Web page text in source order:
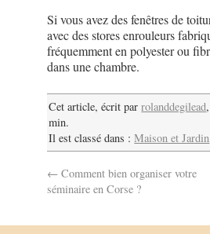
Si vous avez des fenêtres de
avec des stores enrouleurs
fréquemment en polyester ou
dans une chambre.
Cet article, écrit parrolanddegilead
min.
Il est classé dans :Maison et Jardin
← Comment bien organiser votre
séminaire en Corse ?